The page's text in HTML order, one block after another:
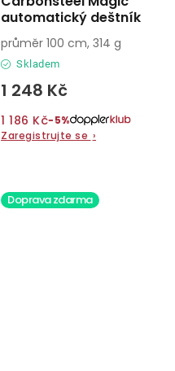
automatický deštník
Skladem
1 248 Kč
1 186 Kč−5%
Zaregistrujte se ›
průměr 100 cm, 314 g
Doprava zdarma